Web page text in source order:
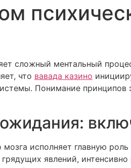
сложный ментальный
что вавада казино
Понимание принципов
мозга исполняет главную
явлений,